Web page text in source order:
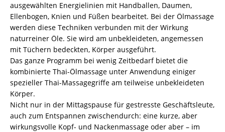
ausgewählten Energielinien mit Handballen, Daumen,
Ellenbogen, Knien und Füßen bearbeitet. Bei der Ölmassage
werden diese Techniken verbunden mit der Wirkung
naturreiner Öle. Sie wird am unbekleideten, angemessen
mit Tüchern bedeckten, Körper ausgeführt.
Das ganze Programm bei wenig Zeitbedarf bietet die
kombinierte Thai-Ölmassage unter Anwendung einiger
spezieller Thai-Massagegriffe am teilweise unbekleideten
Körper.
Nicht nur in der Mittagspause für gestresste Geschäftsleute,
auch zum Entspannen zwischendurch: eine kurze, aber
wirkungsvolle Kopf- und Nackenmassage oder aber – im